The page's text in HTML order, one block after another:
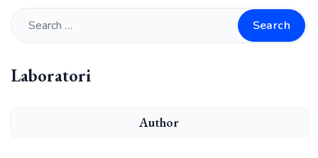
Search
Laboratori
Author